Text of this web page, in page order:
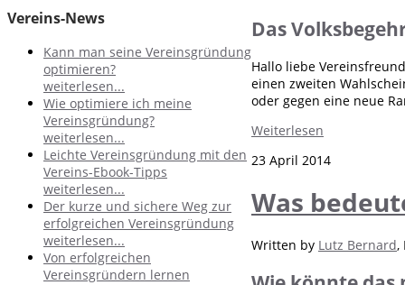
Vereins-News
Kann man seine Vereinsgründung
optimieren?
weiterlesen...
Wie optimiere ich meine
Vereinsgründung?
weiterlesen...
Leichte Vereinsgründung mit den
Vereins-Ebook-Tipps
weiterlesen...
Der kurze und sichere Weg zur
erfolgreichen Vereinsgründung
weiterlesen...
Von erfolgreichen
Vereinsgründern lernen
Das
Hallo liebe
einen zweiten
oder gegen eine neue
Weiterlesen
23 April 2014
Was
Written by Lutz Bernard,